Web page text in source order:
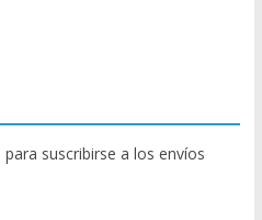
suscribirse a los envíos